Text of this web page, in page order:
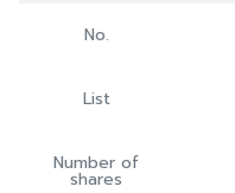
No.
List
Number of
shares